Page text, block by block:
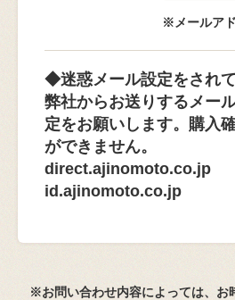
※メールア
◆迷惑メール設定をされ
弊社からお送りするメー
定をお願いします。購入
ができません。
direct.ajinomoto.co.jp
id.ajinomoto.co.jp
※お問い合わせ内容によっては、お